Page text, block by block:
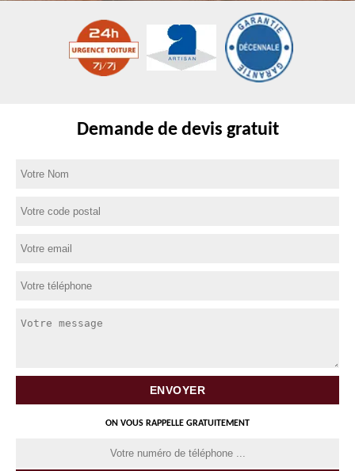
Demande de devis gratuit
ON VOUS RAPPELLE GRATUITEMENT